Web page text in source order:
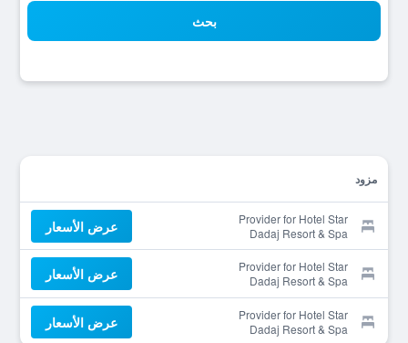
بحث
مزود
Provider for Hotel Star
Dadaj Resort & Spa
عرض الأسعار
Provider for Hotel Star
Dadaj Resort & Spa
عرض الأسعار
Provider for Hotel Star
Dadaj Resort & Spa
عرض الأسعار